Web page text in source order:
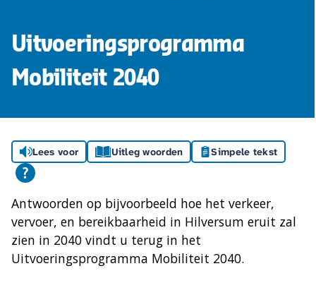
Uitvoeringsprogramma
Mobiliteit 2040
Lees voor Uitleg woorden Simpele tekst
Antwoorden op bijvoorbeeld hoe het verkeer,
vervoer, en bereikbaarheid in Hilversum eruit zal
zien in 2040 vindt u terug in het
Uitvoeringsprogramma Mobiliteit 2040.